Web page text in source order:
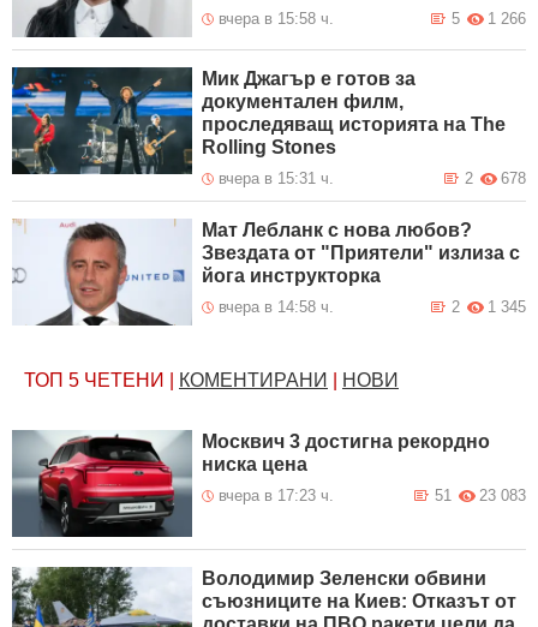
вчера в 15:58 ч. 1 266
5
Мик Джагър е готов за
документален филм,
проследяващ историята на The
Rolling Stones
вчера в 15:31 ч. 678
2
Мат Лебланк с нова любов?
Звездата от "Приятели" излиза с
йога инструкторка
вчера в 14:58 ч. 1 345
2
ТОП 5 ЧЕТЕНИ КОМЕНТИРАНИ НОВИ
Москвич 3 достигна рекордно
ниска цена
вчера в 17:23 ч. 23 083
51
Володимир Зеленски обвини
съюзниците на Киев: Отказът от